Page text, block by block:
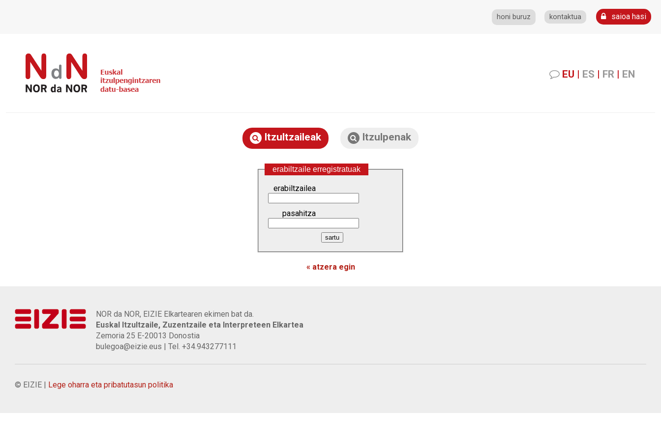
honi buruz kontaktua saioa hasi
EU | ES | FR | EN
Itzultzaileak Itzulpenak
erabiltzaile erregistratuak
erabiltzailea
pasahitza
« atzera egin
NOR da NOR, EIZIE Elkartearen ekimen bat da.
Euskal Itzultzaile, Zuzentzaile eta Interpreteen Elkartea
Zemoria 25 E-20013 Donostia
bulegoa@eizie.eus | Tel. +34.943277111
© EIZIE | Lege oharra eta pribatutasun politika